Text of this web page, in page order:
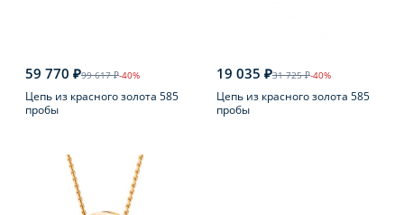
59 770 ₽99 617 ₽-40%
Цепь из красного золота 585
пробы
19 035 ₽31 725 ₽-40%
Цепь из красного золота 585
пробы